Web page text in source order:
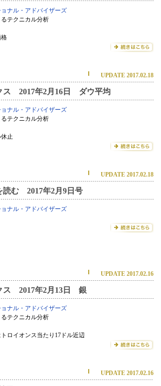
ナル・アドバイザーズ
テクニカル分析
UPDATE 2017.02.18
ス 2017年2月16日 ダウ平均
ナル・アドバイザーズ
テクニカル分析
止
UPDATE 2017.02.18
読む 2017年2月9日号
ナル・アドバイザーズ
UPDATE 2017.02.16
ス 2017年2月13日 銀
ナル・アドバイザーズ
テクニカル分析
ロイオンス当たり17ドル近辺
UPDATE 2017.02.16